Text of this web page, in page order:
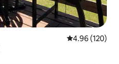
レビュー120
4.96 (120)